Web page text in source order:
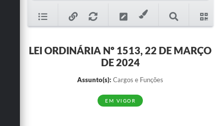
Ouvidoria
Legislação
LEI ORDINÁRIA Nº 1513, 22 DE MARÇO
DE 2024
Assunto(s): Cargos e Funções
EM VIGOR